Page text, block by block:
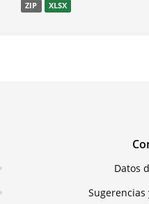
ZIP XLSX
Datos
Sugerencias